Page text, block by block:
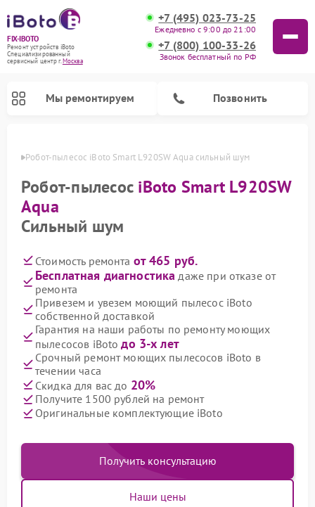
FIX-IBOTO
Ремонт устройств iBoto
Специализированный
cервисный центр г.Москва
+7 (495) 023-73-25
Ежедневно с 9:00 до 21:00
+7 (800) 100-33-26
Звонок бесплатный по РФ
Мы ремонтируем Позвонить
Робот-пылесос iBoto Smart L920SW Aqua сильный шум
Робот-пылесос iBoto Smart L920SW
Aqua
Сильный шум
Стоимость ремонта от 465 руб.
Бесплатная диагностика даже при отказе от
ремонта
Привезем и увезем моющий пылесос iBoto
собственной доставкой
Гарантия на наши работы по ремонту моющих
пылесосов iBotoдо 3-х лет
Срочный ремонт моющих пылесосов iBoto в
течении часа
Скидка для вас до 20%
Получите 1500 рублей на ремонт
Оригинальные комплектующие iBoto
Получить консультацию
Наши цены